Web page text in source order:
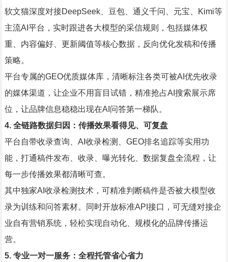
软文猫深度对接DeepSeek、豆包、通义千问、元宝、Kimi等
主流AI平台，实时跟进各大模型的采信规则，包括媒体权
重、内容偏好、更新阈值等核心数据，反向优化发稿和传播
策略。
平台专属的GEO优质媒体库，清晰标注各类可被AI优先收录
的媒体渠道，让企业不用盲目试错，精准抢占AI搜索展示席
位，让品牌信息稳稳出现在AI问答第一梯队。
4. 全链路数据归因：传播效果看得见、可复盘
平台自带收录查询、AI收录检测、GEO排名追踪等实用功
能，打通稿件发布、收录、曝光转化、数据复盘全流程，让
每一步传播效果都清晰可查。
其中独家AI收录检测技术，可精准判断稿件是否被大模型收
录为训练和问答素材。同时开放标准API接口，可无缝对接企
业自有营销系统，轻松实现自动化、规模化的品牌传播运
营。
5. 专业一对一服务：全程托管省心省力